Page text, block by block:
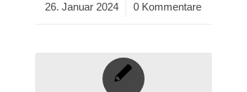
26. Januar 2024
/ 0 Kommentare